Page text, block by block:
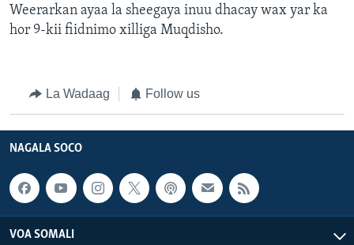
Weerarkan ayaa la sheegaya inuu dhacay wax yar ka
hor 9-kii fiidnimo xilliga Muqdisho.
La Wadaag Follow us
NAGALA SOCO
VOA SOMALI